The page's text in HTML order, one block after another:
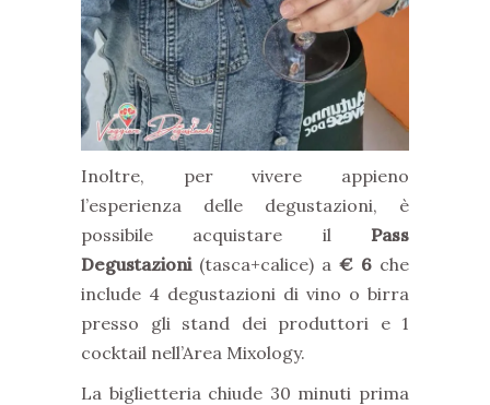
Inoltre, per vivere appieno
l’esperienza delle degustazioni, è
possibile acquistare il Pass
Degustazioni(tasca+calice) a € 6 che
include 4 degustazioni di vino o birra
presso gli stand dei produttori e 1
cocktail nell’Area Mixology.
La biglietteria chiude 30 minuti prima